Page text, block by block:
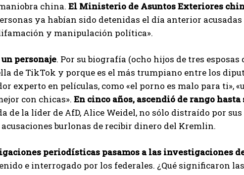
china. El Ministerio de Asuntos Exteriores
ya habían sido detenidas el día anterior
y manipulación política».
personaje. Por su biografía (ocho hijos de tres
de TikTok y porque es el más trumpiano entre los
experto en películas, como «el porno es malo para ti»,
con chicas». En cinco años, ascendió de rango
de la líder de AfD, Alice Weidel, no sólo distraído por
burlonas de recibir dinero del Kremlin.
periodísticas pasamos a las investigaciones
e interrogado por los federales. ¿Qué significaron